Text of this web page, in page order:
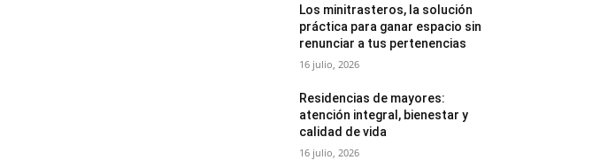
Los minitrasteros, la solución
práctica para ganar espacio sin
renunciar a tus pertenencias
16 julio, 2026
Residencias de mayores:
atención integral, bienestar y
calidad de vida
16 julio, 2026